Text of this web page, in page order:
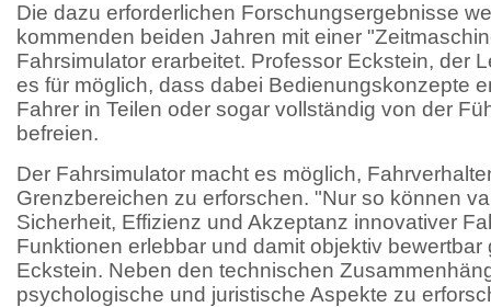
Die dazu erforderlichen Forschungsergebnisse
kommenden beiden Jahren mit einer
Fahrsimulator erarbeitet. Professor Eckstein, der
es für möglich, dass dabei Bedienungskonzepte
Fahrer in Teilen oder sogar vollständig von der
befreien.
Der Fahrsimulator macht es möglich,
Grenzbereichen zu erforschen. "Nur so können
Sicherheit, Effizienz und Akzeptanz innovativer
Funktionen erlebbar und damit objektiv
Eckstein. Neben den technischen
psychologische und juristische Aspekte zu